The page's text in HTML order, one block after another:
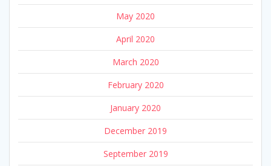
May 2020
April 2020
March 2020
February 2020
January 2020
December 2019
September 2019